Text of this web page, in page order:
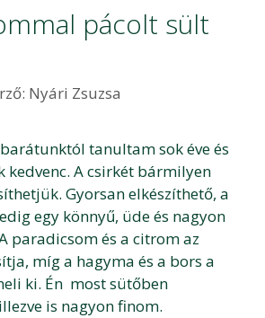
pácolt sült
Nyári Zsuzsa
tanultam sok éve és
kedvenc. A csirkét bármilyen
Gyorsan elkészíthető, a
egy könnyű, üde és nagyon
paradicsom és a citrom az
míg a hagyma és a bors a
ki. Én most sütőben
is nagyon finom.